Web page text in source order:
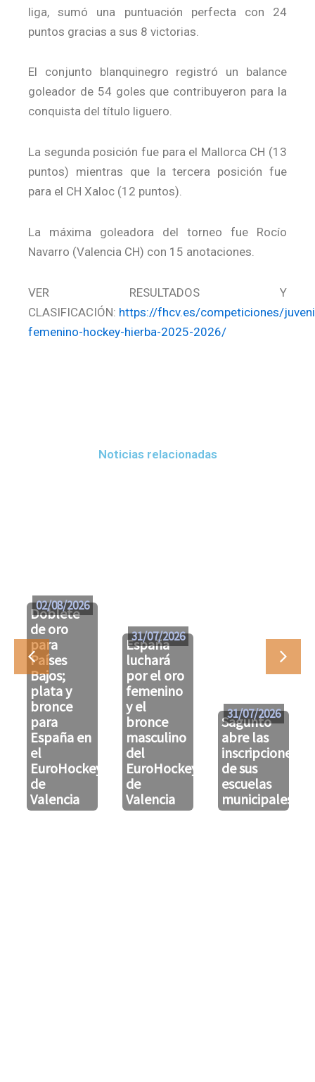
liga, sumó una puntuación perfecta con 24
puntos gracias a sus 8 victorias.
El conjunto blanquinegro registró un balance
goleador de 54 goles que contribuyeron para la
conquista del título liguero.
La segunda posición fue para el Mallorca CH (13
puntos) mientras que la tercera posición fue
para el CH Xaloc (12 puntos).
La máxima goleadora del torneo fue Rocío
Navarro (Valencia CH) con 15 anotaciones.
VER RESULTADOS Y
CLASIFICACIÓN: https://fhcv.es/competiciones/
femenino-hockey-hierba-2025-2026/
Noticias relacionadas
Doblete
de oro
para
Países
Bajos;
plata y
bronce
para
España en
el
EuroHockeyU21
de
Valencia
02/08/2026
España
luchará
por el oro
femenino
y el
bronce
masculino
del
EuroHockeyU21
de
Valencia
31/07/2026
Sagunto
abre las
inscripciones
de sus
escuelas
municipales
31/07/2026